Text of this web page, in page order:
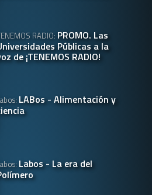
RADIO: PROMO. Las
Públicas a la
de ¡TENEMOS RADIO!
LABos - Alimentación y
Labos - La era del